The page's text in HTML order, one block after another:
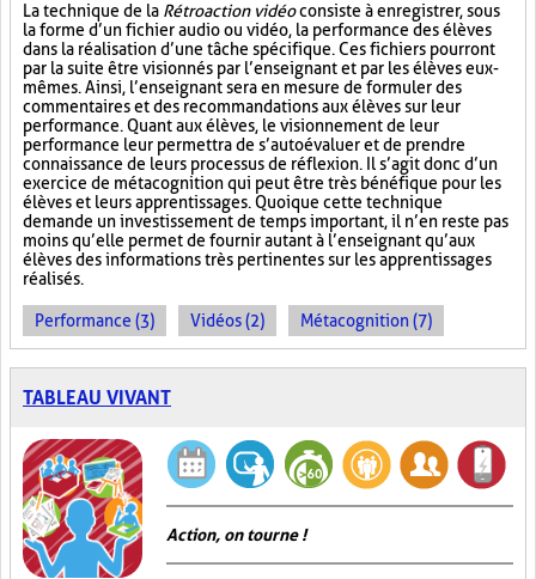
La technique de la Rétroaction vidéoconsiste à enregistrer, sous
la forme d’un fichier audio ou vidéo, la performance des élèves
dans la réalisation d’une tâche spécifique. Ces fichiers pourront
par la suite être visionnés par l’enseignant et par les élèves eux-
mêmes. Ainsi, l’enseignant sera en mesure de formuler des
commentaires et des recommandations aux élèves sur leur
performance. Quant aux élèves, le visionnement de leur
performance leur permettra de s’autoévaluer et de prendre
connaissance de leurs processus de réflexion. Il s’agit donc d’un
exercice de métacognition qui peut être très bénéfique pour les
élèves et leurs apprentissages. Quoique cette technique
demande un investissement de temps important, il n’en reste pas
moins qu’elle permet de fournir autant à l’enseignant qu’aux
élèves des informations très pertinentes sur les apprentissages
réalisés.
Performance (3) Vidéos (2) Métacognition (7)
TABLEAU VIVANT
Action, on tourne !